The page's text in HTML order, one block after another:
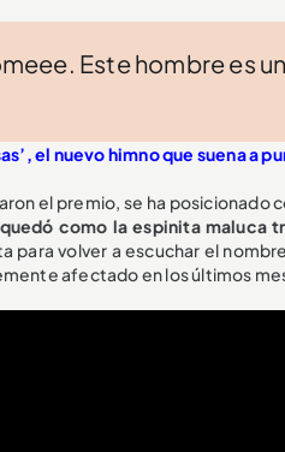
Este hombre es
el nuevo himno que suena a
el premio, se ha
quedó como la espinita maluca
volver a escuchar el
afectado en los últimos